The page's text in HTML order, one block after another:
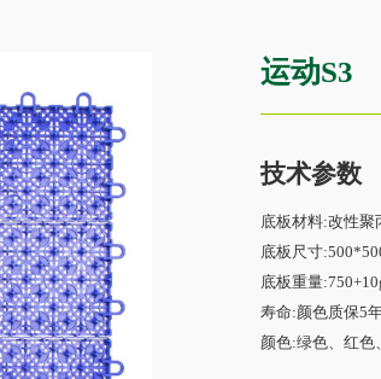
运动S3
技术参数
底板材料:改性聚
底板尺寸
底板重量
寿命:颜色质保5
颜色:绿色、红色